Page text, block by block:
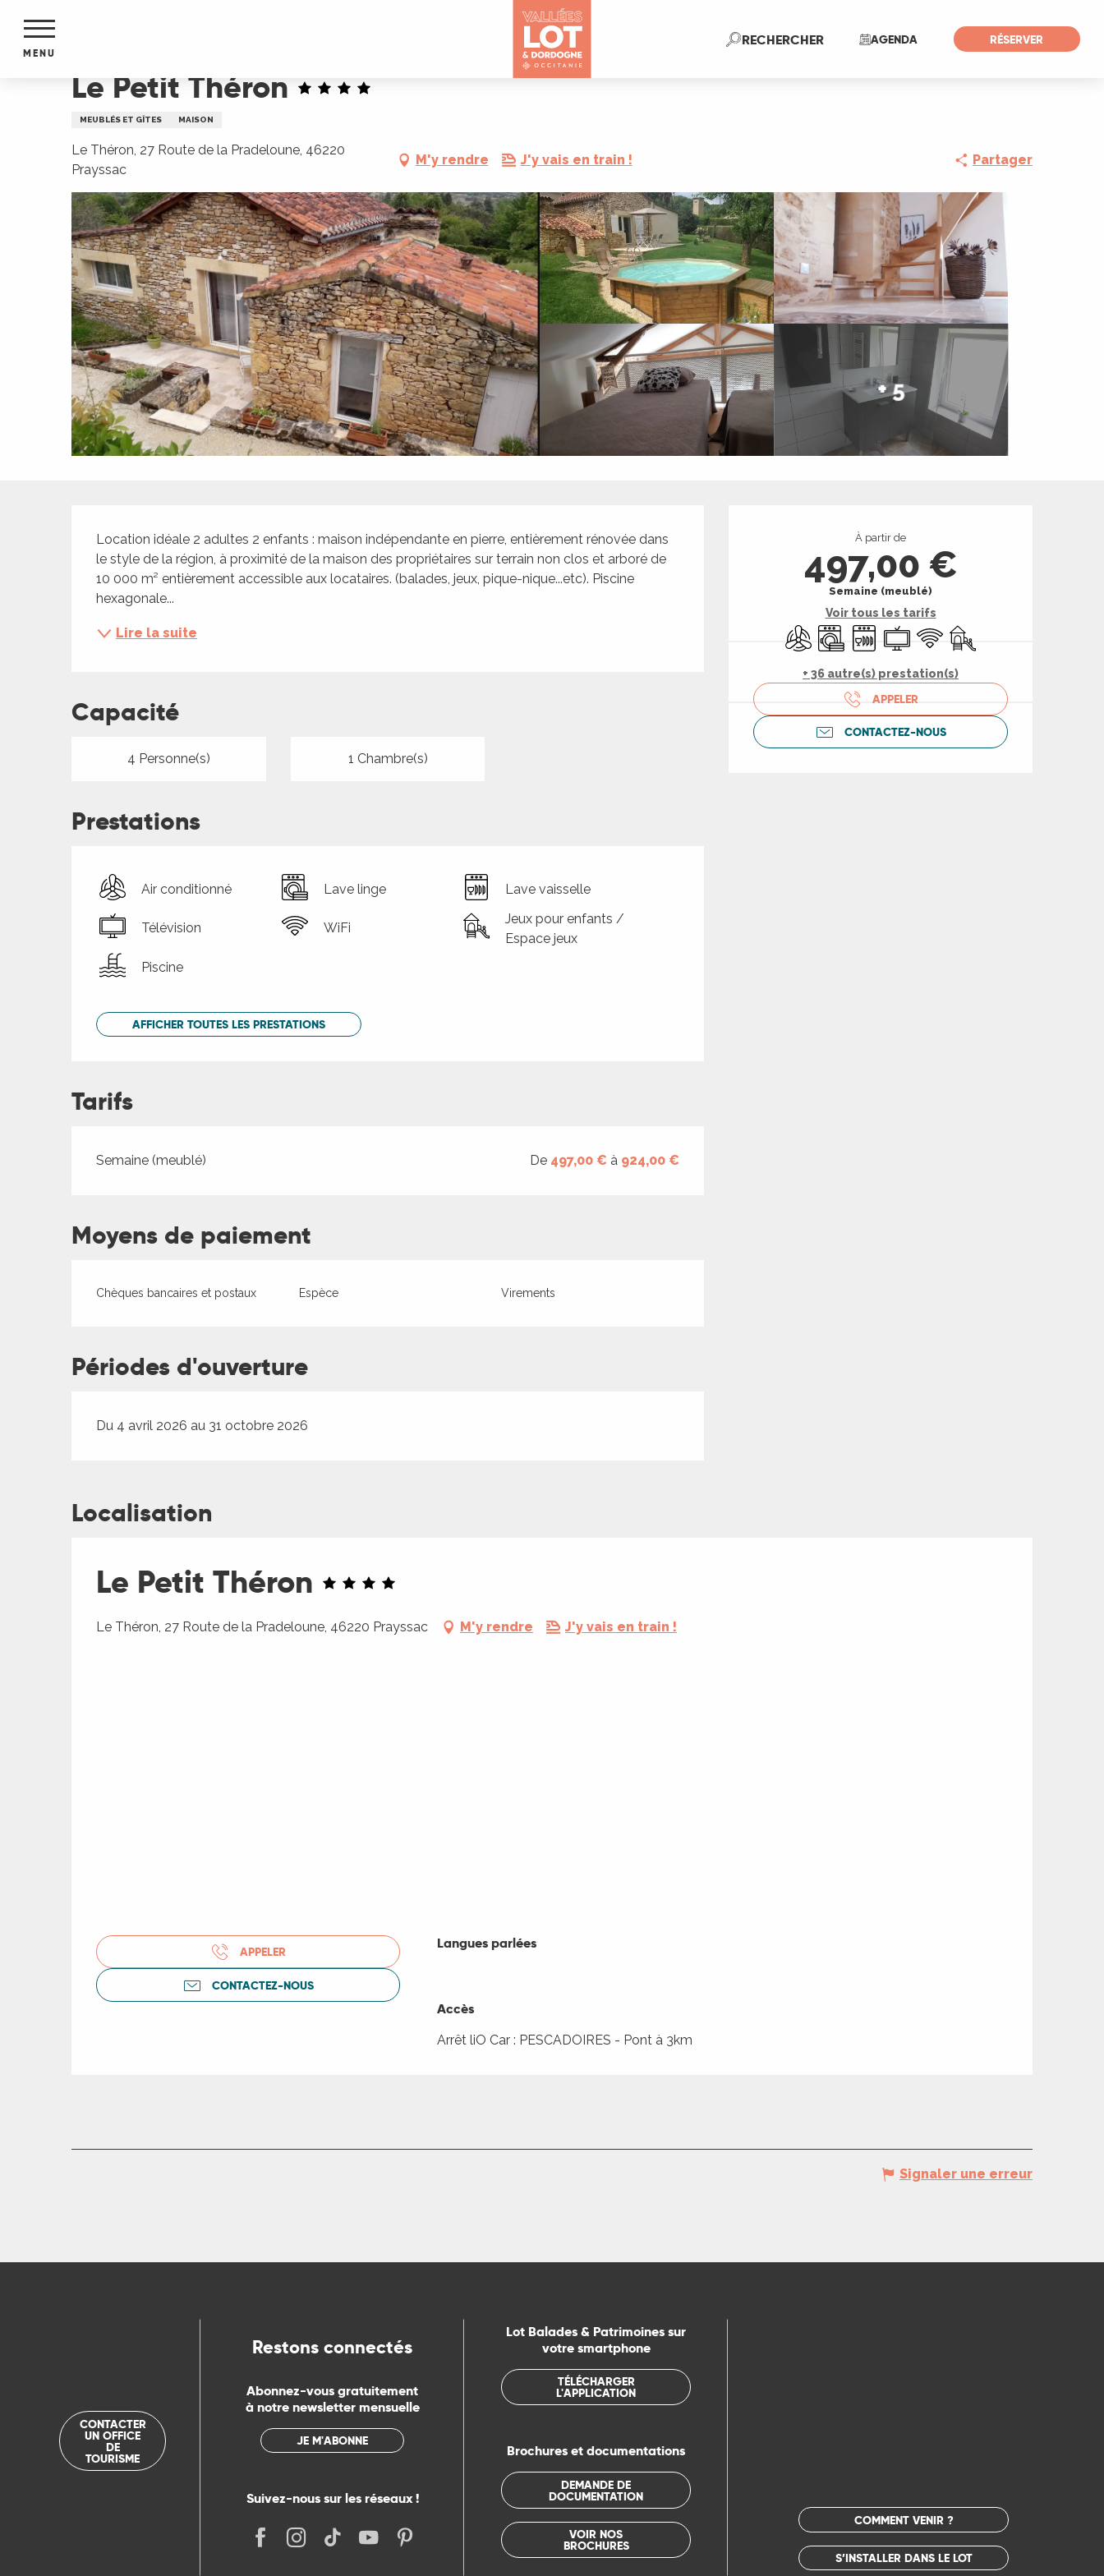
contenu
AGENDA RÉSERVER
RECHERCHERRecherche
MENU
Le Petit Théron
MEUBLÉS ET GÎTES MAISON
Le Théron, 27 Route de la Pradeloune, 46220
Prayssac
M'y rendre J'y vais en train ! Partager
+ 5
Ouverture et
À partir de
497,00 €
Semaine (meublé)
Voir tous les tarifs
Air conditionné
Lave lingeLave vaisselle
Télévision
WiFi Jeux pour enfants /
+ 36 autre(s) prestation(s)
APPELER
CONTACTEZ-NOUS
Description
Location idéale 2 adultes 2 enfants : maison indépendante en pierre, entièrement rénovée dans
le style de la région, à proximité de la maison des propriétaires sur terrain non clos et arboré de
10 000 m² entièrement accessible aux locataires. (balades, jeux, pique-nique...etc). Piscine
hexagonale...
Lire la suite
Capacité
4 Personne(s) 1 Chambre(s)
Prestations
Air conditionné Lave linge Lave vaisselle
Télévision WiFi
Jeux pour enfants /
Espace jeux
Piscine
AFFICHER TOUTES LES PRESTATIONS
Tarifs
Tarifs 2026
Semaine (meublé) De 497,00 € à 924,00 €
Moyens de paiement
Chèques bancaires et postaux Espèce Virements
Périodes d'ouverture
Du 4 avril 2026 au 31 octobre 2026
Localisation
Le Petit Théron
Le Théron, 27 Route de la Pradeloune, 46220 Prayssac M'y rendre J'y vais en train !
APPELER
CONTACTEZ-NOUS
Langues parlées
Langues parlées
Accès
Accès
Arrêt liO Car : PESCADOIRES - Pont à 3km
Signaler une erreur
CONTACTER
UN OFFICE
DE
TOURISME
Restons connectés
Abonnez-vous gratuitement
à notre newsletter mensuelle
JE M'ABONNE
Suivez-nous sur les réseaux !
Lot Balades & Patrimoines sur
votre smartphone
TÉLÉCHARGER
L'APPLICATION
Brochures et documentations
DEMANDE DE
DOCUMENTATION
VOIR NOS
BROCHURES
COMMENT VENIR ?
S’INSTALLER DANS LE LOT